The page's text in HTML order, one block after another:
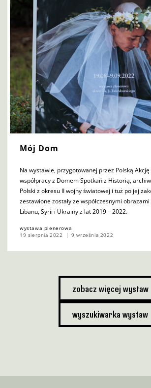
Mój Dom
Na wystawie, przygotowanej przez Polską
współpracy z Domem Spotkań z Historią,
Polski z okresu II wojny światowej i tuż po jej
zestawione zostały ze współczesnymi
Libanu, Syrii i Ukrainy z lat 2019 – 2022.
wystawa plenerowa
19 sierpnia 2022
9 września 2022
zobacz więcej wystaw
wyszukiwarka wystaw